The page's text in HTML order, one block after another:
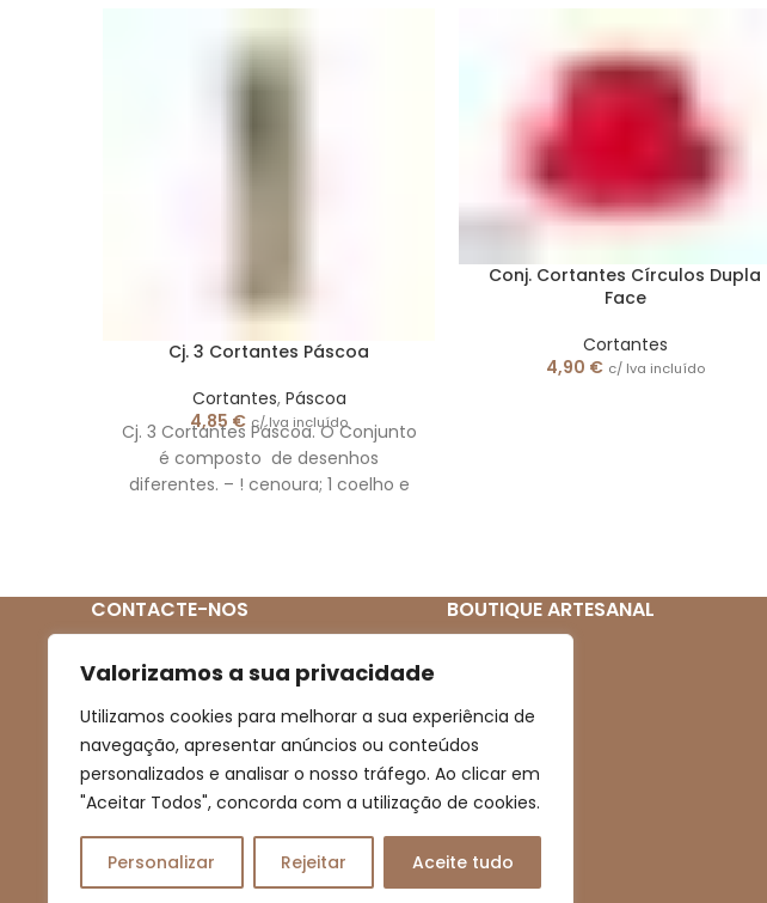
Valorizamos a sua privacidade
Utilizamos cookies para melhorar a sua experiência de
navegação, apresentar anúncios ou conteúdos
personalizados e analisar o nosso tráfego. Ao clicar em
"Aceitar Todos", concorda com a utilização de cookies.
Personalizar Rejeitar Aceite tudo
Cj. 3 Cortantes Páscoa
Cortantes, Páscoa
4,85 € c/ Iva incluído
Cj. 3 Cortantes Páscoa. O Conjunto
é composto de desenhos
diferentes. – ! cenoura; 1 coelho e
Conj. Cortantes Círculos Dupla
Face
Cortantes
4,90 € c/ Iva incluído
CONTACTE-NOS
(+351) 939 272 831
boutiqueartesanal2013@gmail.com
BOUTIQUE ARTESANAL
Novidades
Promoções
Contactos